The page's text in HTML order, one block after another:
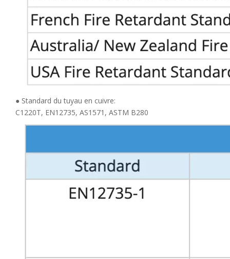
● Standard du tuyau en cuivre:
C1220T, EN12735, AS1571, ASTM B280